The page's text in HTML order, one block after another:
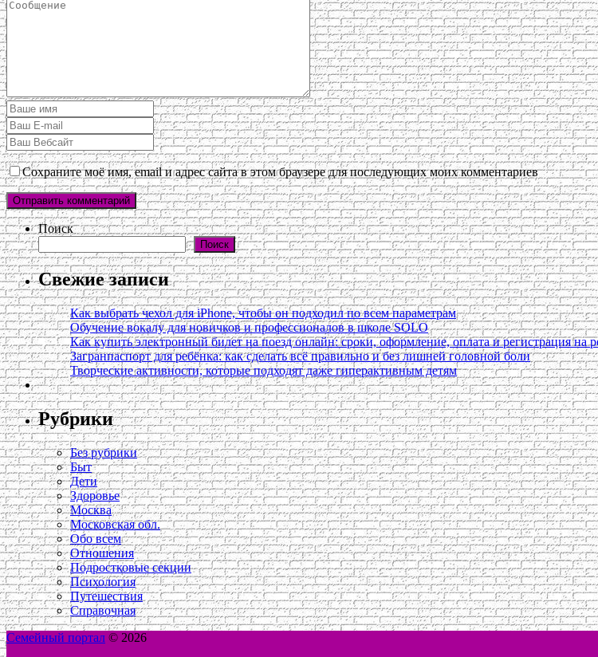
Сохраните моё имя, email и адрес сайта в этом браузере для последующих моих комментариев
Поиск
Поиск
Свежие записи
Как выбрать чехол для iPhone, чтобы он подходил по всем параметрам
Обучение вокалу для новичков и профессионалов в школе SOLO
Как купить электронный билет на поезд онлайн: сроки, оформление, оплата и регистрация на
Загранпаспорт для ребёнка: как сделать всё правильно и без лишней головной боли
Творческие активности, которые подходят даже гиперактивным детям
Рубрики
Без рубрики
Быт
Дети
Здоровье
Москва
Московская обл.
Обо всем
Отношения
Подростковые секции
Психология
Путешествия
Справочная
Семейный портал © 2026